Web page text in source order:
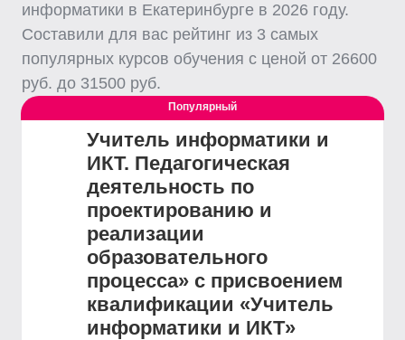
информатики в Екатеринбурге в 2026 году.
Составили для вас рейтинг из 3 самых
популярных курсов обучения с ценой от 26600
руб. до 31500 руб.
Популярный
Учитель информатики и
ИКТ. Педагогическая
деятельность по
проектированию и
реализации
образовательного
процесса» с присвоением
квалификации «Учитель
информатики и ИКТ»